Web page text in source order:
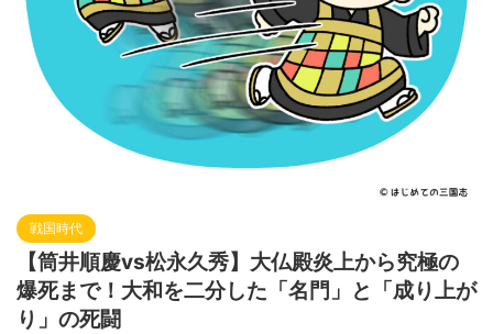
戦国時代
【筒井順慶vs松永久秀】大仏殿炎上から究極の
爆死まで！大和を二分した「名門」と「成り上が
り」の死闘